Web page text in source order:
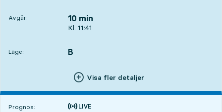
Avgår: 10 min
Avgår, Kl. 11:41, om 10 min
Kl. 11:41
Läge:
LÄGE, B
,
Visa fler detaljer
Prognos:
Tiden är prognos